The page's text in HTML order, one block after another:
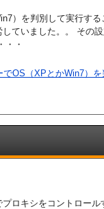
）を判別して実行す
ていました。。 その
・・
でOS（XPとかWin7）
ロキシをコントロー